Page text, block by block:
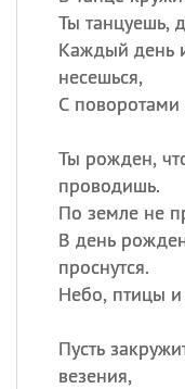
Ты танцуешь,
Каждый день
несешься,
С поворотами
Ты рожден,
проводишь.
По земле не
В день
проснутся.
Небо, птицы
Пусть
везения,